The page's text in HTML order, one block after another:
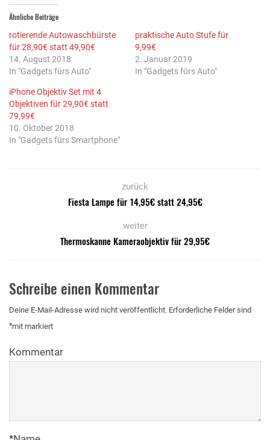
Ähnliche Beiträge
rotierende Autowaschbürste
für 28,90€ statt 49,90€
14. August 2018
In "Gadgets fürs Auto"
praktische Auto Stufe für
9,99€
2. Januar 2019
In "Gadgets fürs Auto"
iPhone Objektiv Set mit 4
Objektiven für 29,90€ statt
79,99€
10. Oktober 2018
In "Gadgets fürs Smartphone"
zurück
Fiesta Lampe für 14,95€ statt 24,95€
weiter
Thermoskanne Kameraobjektiv für 29,95€
Schreibe einen Kommentar
Deine E-Mail-Adresse wird nicht veröffentlicht. Erforderliche Felder sind
mit
* markiert
Kommentar